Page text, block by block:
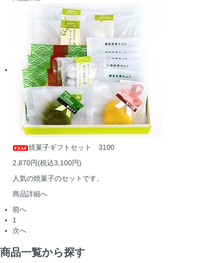
焼菓子ギフトセット 3100
2,870円(税込3,100円)
人気の焼菓子のセットです。
商品詳細へ
前へ
1
次へ
商品一覧から探す